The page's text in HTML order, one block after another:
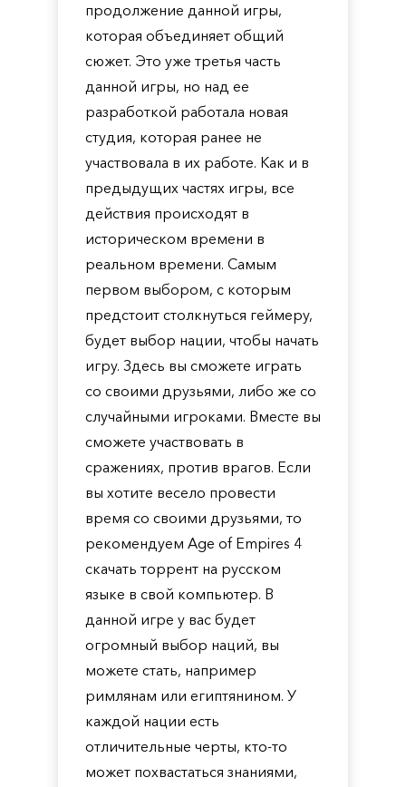
продолжение данной игры,
которая объединяет общий
сюжет. Это уже третья часть
данной игры, но над ее
разработкой работала новая
студия, которая ранее не
участвовала в их работе. Как и в
предыдущих частях игры, все
действия происходят в
историческом времени в
реальном времени. Самым
первом выбором, с которым
предстоит столкнуться геймеру,
будет выбор нации, чтобы начать
игру. Здесь вы сможете играть
со своими друзьями, либо же со
случайными игроками. Вместе вы
сможете участвовать в
сражениях, против врагов. Если
вы хотите весело провести
время со своими друзьями, то
рекомендуем Age of Empires 4
скачать торрент на русском
языке в свой компьютер. В
данной игре у вас будет
огромный выбор наций, вы
можете стать, например
римлянам или египтянином. У
каждой нации есть
отличительные черты, кто-то
может похвастаться знаниями,